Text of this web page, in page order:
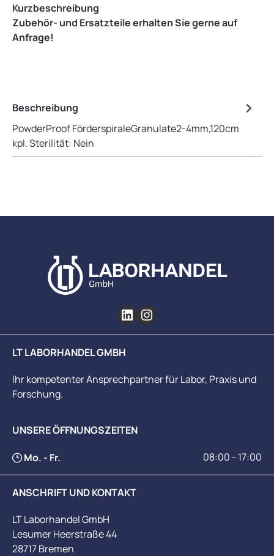
Kurzbeschreibung
Zubehör- und Ersatzteile erhalten Sie gerne auf
Anfrage!
Beschreibung
PowderProof FörderspiraleGranulate2-4mm,120cm
kpl. Sterilität: Nein
LT LABORHANDEL GMBH
Ihr kompetenter Ansprechpartner für Labor, Praxis und
Forschung.
UNSERE ÖFFNUNGSZEITEN
Mo. - Fr. 08:00 - 17:00
ANSCHRIFT UND KONTAKT
LT Laborhandel GmbH
Lesumer Heerstraße 44
28717 Bremen